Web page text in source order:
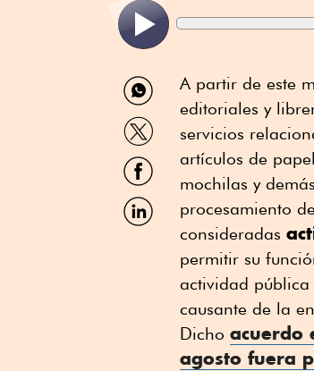
Compartir
por
WhatsApp
Compartir
por
Twitter
Compartir
por
Facebook
Compartir
por
A partir de este
editoriales y
servicios
artículos de
mochilas y
procesamiento
consideradas
permitir su
actividad
causante de la
Dicho acuerdo
agosto fuera